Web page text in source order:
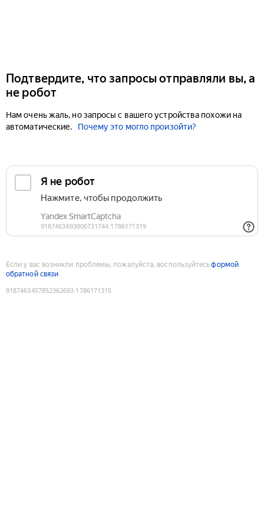
Подтвердите, что запросы отправляли вы, а
не робот
Нам очень жаль, но запросы с вашего устройства похожи на
автоматические.
Почему это могло произойти?
Если у вас возникли проблемы, пожалуйста, воспользуйтесьформой
обратной связи
9187463457852362693:1786171315